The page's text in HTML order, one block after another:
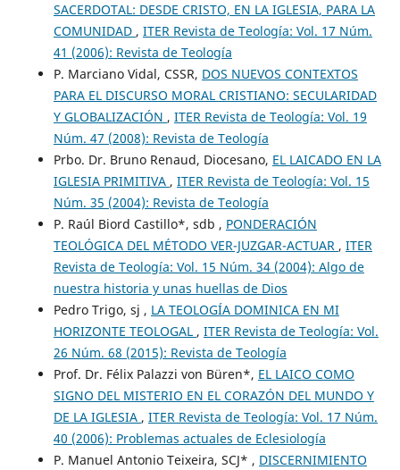
SACERDOTAL: DESDE CRISTO, EN LA IGLESIA, PARA LA
COMUNIDAD , ITER Revista de Teología: Vol. 17 Núm.
41 (2006): Revista de Teología
P. Marciano Vidal, CSSR, DOS NUEVOS CONTEXTOS
PARA EL DISCURSO MORAL CRISTIANO: SECULARIDAD
Y GLOBALIZACIÓN , ITER Revista de Teología: Vol. 19
Núm. 47 (2008): Revista de Teología
Prbo. Dr. Bruno Renaud, Diocesano, EL LAICADO EN LA
IGLESIA PRIMITIVA , ITER Revista de Teología: Vol. 15
Núm. 35 (2004): Revista de Teología
P. Raúl Biord Castillo*, sdb , PONDERACIÓN
TEOLÓGICA DEL MÉTODO VER-JUZGAR-ACTUAR , ITER
Revista de Teología: Vol. 15 Núm. 34 (2004): Algo de
nuestra historia y unas huellas de Dios
Pedro Trigo, sj , LA TEOLOGÍA DOMINICA EN MI
HORIZONTE TEOLOGAL , ITER Revista de Teología: Vol.
26 Núm. 68 (2015): Revista de Teología
Prof. Dr. Félix Palazzi von Büren*, EL LAICO COMO
SIGNO DEL MISTERIO EN EL CORAZÓN DEL MUNDO Y
DE LA IGLESIA , ITER Revista de Teología: Vol. 17 Núm.
40 (2006): Problemas actuales de Eclesiología
P. Manuel Antonio Teixeira, SCJ* , DISCERNIMIENTO